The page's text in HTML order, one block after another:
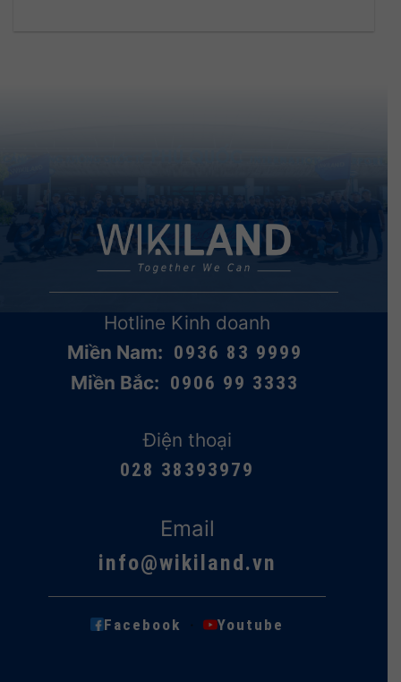
Hotline Kinh doanh
Miền Nam: 0936 83 9999
Miền Bắc: 0906 99 3333
Điện thoại
028 38393979
Email
info@wikiland.vn
Facebook · Youtube